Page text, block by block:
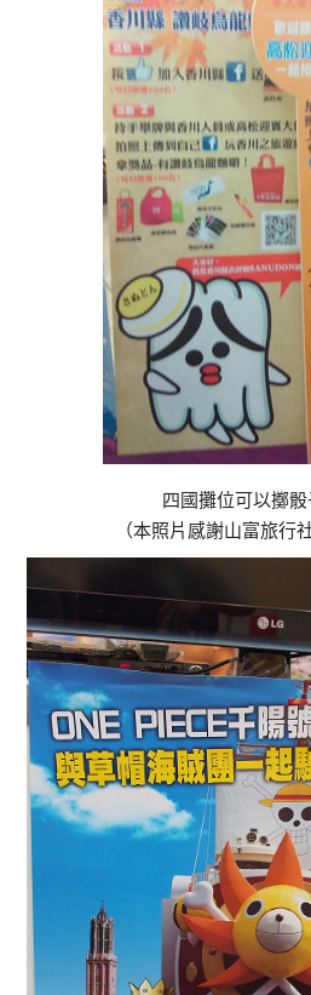
四國攤位可以擲
（本照片感謝山富旅行